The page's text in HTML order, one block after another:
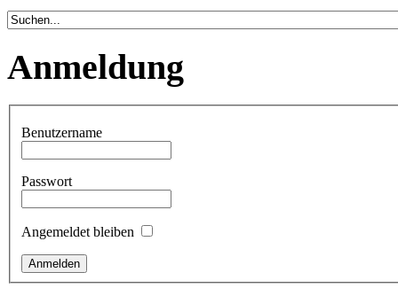
Anmeldung
Benutzername
Passwort
Angemeldet bleiben